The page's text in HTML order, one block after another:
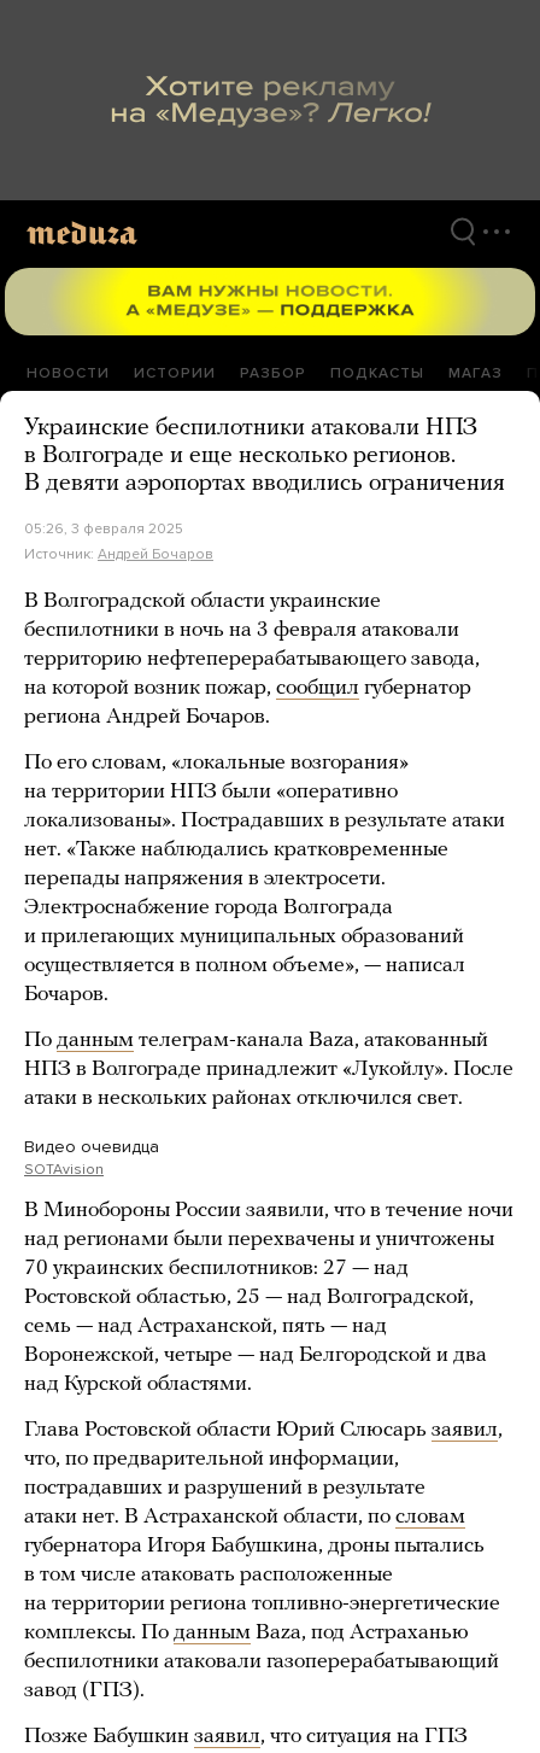
НОВОСТИ ИСТОРИИ РАЗБОР ПОДКАСТЫ МАГАЗ
Украинские беспилотники атаковали НПЗ
в Волгограде и еще несколько регионов.
В девяти аэропортах вводились ограничения
05:26, 3 февраля 2025
Источник: Андрей Бочаров
В Волгоградской области украинские
беспилотники в ночь на 3 февраля атаковали
территорию нефтеперерабатывающего завода,
на которой возник пожар, сообщил губернатор
региона Андрей Бочаров.
По его словам, «локальные возгорания»
на территории НПЗ были «оперативно
локализованы». Пострадавших в результате атаки
нет. «Также наблюдались кратковременные
перепады напряжения в электросети.
Электроснабжение города Волгограда
и прилегающих муниципальных образований
осуществляется в полном объеме», — написал
Бочаров.
По данным телеграм-канала Baza, атакованный
НПЗ в Волгограде принадлежит «Лукойлу». После
атаки в нескольких районах отключился свет.
Видео очевидца
SOTAvision
В Минобороны России заявили, что в течение ночи
над регионами были перехвачены и уничтожены
70 украинских беспилотников: 27 — над
Ростовской областью, 25 — над Волгоградской,
семь — над Астраханской, пять — над
Воронежской, четыре — над Белгородской и два
над Курской областями.
Глава Ростовской области Юрий Слюсарь заявил,
что, по предварительной информации,
пострадавших и разрушений в результате
атаки нет. В Астраханской области, по словам
губернатора Игоря Бабушкина, дроны пытались
в том числе атаковать расположенные
на территории региона топливно-энергетические
комплексы. По данным Baza, под Астраханью
беспилотники атаковали газоперерабатывающий
завод (ГПЗ).
Позже Бабушкин заявил, что ситуация на ГПЗ